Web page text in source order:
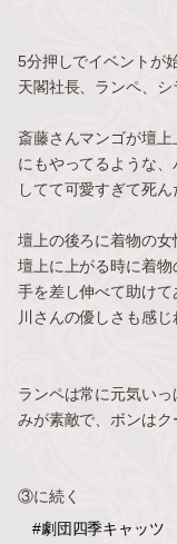
5分押しでイベントが
天閣社長、ランペ、シ
斎藤さんマンゴが壇
にもやってるような
してて可愛すぎて死
壇上の後ろに着物の
壇上に上がる時に着
手を差し伸べて助け
川さんの優しさも感
ランペは常に元気い
みが素敵で、ボンはク
③に続く
#劇団四季キャッツ